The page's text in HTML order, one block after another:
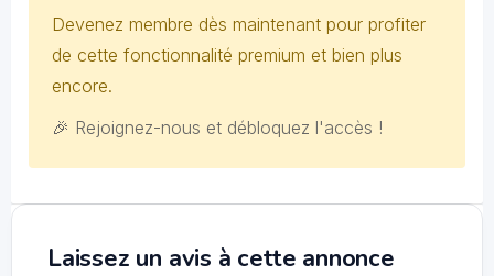
Devenez membre dès maintenant pour profiter
de cette fonctionnalité premium et bien plus
encore.
🎉 Rejoignez-nous et débloquez l'accès !
Laissez un avis à cette annonce